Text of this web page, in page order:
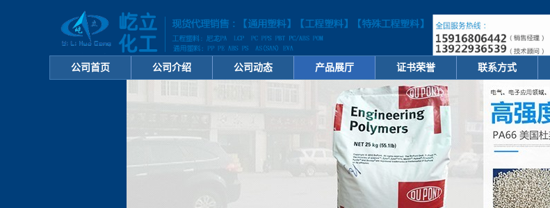
公司首页 公司介绍 公司动态 产品展厅 证书荣誉 联系方式